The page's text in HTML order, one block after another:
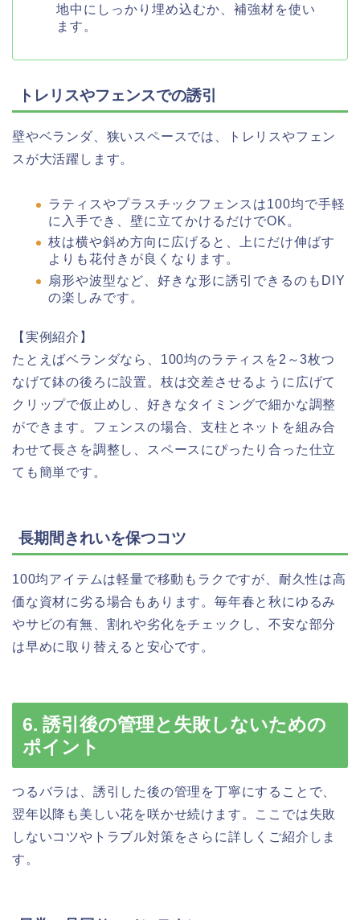
地中にしっかり埋め込むか、補強材を使い
ます。
トレリスやフェンスでの誘引
壁やベランダ、狭いスペースでは、トレリスやフェン
スが大活躍します。
ラティスやプラスチックフェンスは100均で手軽
に入手でき、壁に立てかけるだけでOK。
枝は横や斜め方向に広げると、上にだけ伸ばす
よりも花付きが良くなります。
扇形や波型など、好きな形に誘引できるのもDIY
の楽しみです。
【実例紹介】
たとえばベランダなら、100均のラティスを2～3枚つ
なげて鉢の後ろに設置。枝は交差させるように広げて
クリップで仮止めし、好きなタイミングで細かな調整
ができます。フェンスの場合、支柱とネットを組み合
わせて長さを調整し、スペースにぴったり合った仕立
ても簡単です。
長期間きれいを保つコツ
100均アイテムは軽量で移動もラクですが、耐久性は高
価な資材に劣る場合もあります。毎年春と秋にゆるみ
やサビの有無、割れや劣化をチェックし、不安な部分
は早めに取り替えると安心です。
6. 誘引後の管理と失敗しないための
ポイント
つるバラは、誘引した後の管理を丁寧にすることで、
翌年以降も美しい花を咲かせ続けます。ここでは失敗
しないコツやトラブル対策をさらに詳しくご紹介しま
す。